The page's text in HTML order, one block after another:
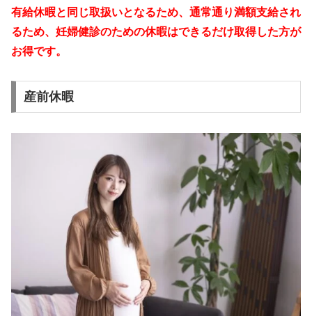
有給休暇と同じ取扱いとなるため、通常通り満額支給され
るため、妊婦健診のための休暇はできるだけ取得した方が
お得です。
産前休暇